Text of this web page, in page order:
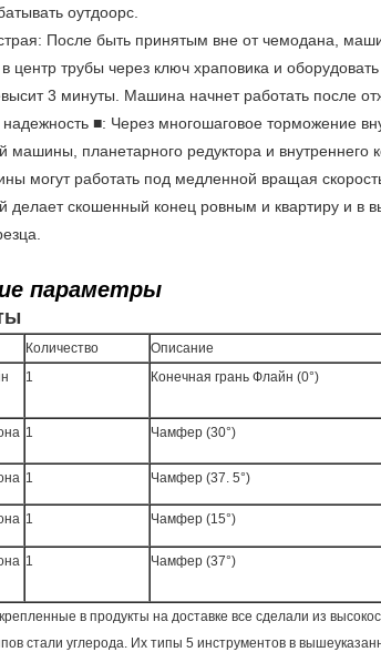
оутдоорс.
После быть принятым вне от чемодана,
центр трубы через ключ храповика и
3 минуты. Машина начнет работать после
надежность ■: Через многошаговое торможение
машины, планетарного редуктора и внутреннего
могут работать под медленной вращая
делает скошенный конец ровным и квартиру и в
параметры
Количество
Описание
1 Конечная грань Флайн (0°)
1 Чамфер (30°)
1 Чамфер (37. 5°)
1 Чамфер (15°)
1 Чамфер (37°)
в продукты на доставке все сделали из
стали углерода. Их типы 5 инструментов в